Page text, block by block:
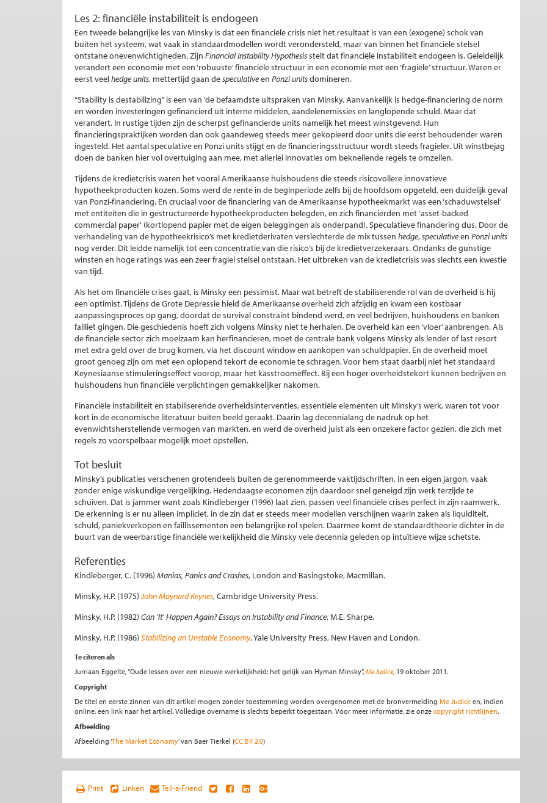
Les 2: financiële instabiliteit is endogeen
Een tweede belangrijke les van Minsky is dat een financiële crisis niet het resultaat is van een (exogene) schok van
buiten het systeem, wat vaak in standaardmodellen wordt verondersteld, maar van binnen het financiële stelsel
ontstane onevenwichtigheden. Zijn Financial Instability Hypothesisstelt dat financiële instabiliteit endogeen is. Geleidelijk
verandert een economie met een ‘robuuste’ financiële structuur in een economie met een ‘fragiele’ structuur. Waren er
eerst veelhedge units, mettertijd gaan despeculativeen Ponzi unitsdomineren.
“Stability is destabilizing” is een van ’de befaamdste uitspraken van Minsky. Aanvankelijk is hedge-financiering de norm
en worden investeringen gefinancierd uit interne middelen, aandelenemissies en langlopende schuld. Maar dat
verandert. In rustige tijden zijn de scherpst gefinancierde units namelijk het meest winstgevend. Hun
financieringspraktijken worden dan ook gaandeweg steeds meer gekopieerd door units die eerst behoudender waren
ingesteld. Het aantal speculative en Ponzi units stijgt en de financieringsstructuur wordt steeds fragieler. Uit winstbejag
doen de banken hier vol overtuiging aan mee, met allerlei innovaties om beknellende regels te omzeilen.
Tijdens de kredietcrisis waren het vooral Amerikaanse huishoudens die steeds risicovollere innovatieve
hypotheekproducten kozen. Soms werd de rente in de beginperiode zelfs bij de hoofdsom opgeteld, een duidelijk geval
van Ponzi-financiering. En cruciaal voor de financiering van de Amerikaanse hypotheekmarkt was een ‘schaduwstelsel’
met entiteiten die in gestructureerde hypotheekproducten belegden, en zich financierden met 'asset-backed
commercial paper' (kortlopend papier met de eigen beleggingen als onderpand). Speculatieve financiering dus. Door de
verhandeling van de hypotheekrisico’s met kredietderivaten verslechterde de mix tussen hedge,speculativeen Ponzi units
nog verder. Dit leidde namelijk tot een concentratie van die risico’s bij de kredietverzekeraars. Ondanks de gunstige
winsten en hoge ratings was een zeer fragiel stelsel ontstaan. Het uitbreken van de kredietcrisis was slechts een kwestie
van tijd.
Als het om financiële crises gaat, is Minsky een pessimist. Maar wat betreft de stabiliserende rol van de overheid is hij
een optimist. Tijdens de Grote Depressie hield de Amerikaanse overheid zich afzijdig en kwam een kostbaar
aanpassingsproces op gang, doordat de survival constraint bindend werd, en veel bedrijven, huishoudens en banken
failliet gingen. Die geschiedenis hoeft zich volgens Minsky niet te herhalen. De overheid kan een ‘vloer’ aanbrengen. Als
de financiële sector zich moeizaam kan herfinancieren, moet de centrale bank volgens Minsky als lender of last resort
met extra geld over de brug komen, via het discount window en aankopen van schuldpapier. En de overheid moet
groot genoeg zijn om met een oplopend tekort de economie te schragen. Voor hem staat daarbij niet het standaard
Keynesiaanse stimuleringseffect voorop, maar het kasstroomeffect. Bij een hoger overheidstekort kunnen bedrijven en
huishoudens hun financiële verplichtingen gemakkelijker nakomen.
Financiële instabiliteit en stabiliserende overheidsinterventies, essentiële elementen uit Minsky’s werk, waren tot voor
kort in de economische literatuur buiten beeld geraakt. Daarin lag decennialang de nadruk op het
evenwichtsherstellende vermogen van markten, en werd de overheid juist als een onzekere factor gezien, die zich met
regels zo voorspelbaar mogelijk moet opstellen.
Tot besluit
Minsky’s publicaties verschenen grotendeels buiten de gerenommeerde vaktijdschriften, in een eigen jargon, vaak
zonder enige wiskundige vergelijking. Hedendaagse economen zijn daardoor snel geneigd zijn werk terzijde te
schuiven. Dat is jammer want zoals Kindleberger (1996) laat zien, passen veel financiële crises perfect in zijn raamwerk.
De erkenning is er nu alleen impliciet, in de zin dat er steeds meer modellen verschijnen waarin zaken als liquiditeit,
schuld, paniekverkopen en faillissementen een belangrijke rol spelen. Daarmee komt de standaardtheorie dichter in de
buurt van de weerbarstige financiële werkelijkheid die Minsky vele decennia geleden op intuïtieve wijze schetste.
Referenties
Kindleberger, C. (1996) Manias, Panics and Crashes, London and Basingstoke, Macmillan.
Minsky, H.P. (1975)John Maynard Keynes, Cambridge University Press.
Minsky, H.P. (1982) Can ‘It’ Happen Again? Essays on Instability and Finance, M.E. Sharpe.
Minsky, H.P. (1986) Stabilizing an Unstable Economy, Yale University Press, New Haven and London.
Te citeren als
Jurriaan Eggelte, “Oude lessen over een nieuwe werkelijkheid: het gelijk van Hyman Minsky”, Me Judice, 19 oktober 2011.
Copyright
De titel en eerste zinnen van dit artikel mogen zonder toestemming worden overgenomen met de bronvermelding Me Judice en, indien
online, een link naar het artikel. Volledige overname is slechts beperkt toegestaan. Voor meer informatie, zie onze copyright richtlijnen.
Afbeelding
Afbeelding ‘The Market Economy’ van Baer Tierkel (CC BY 2.0)
Print Linken Tell-a-Friend